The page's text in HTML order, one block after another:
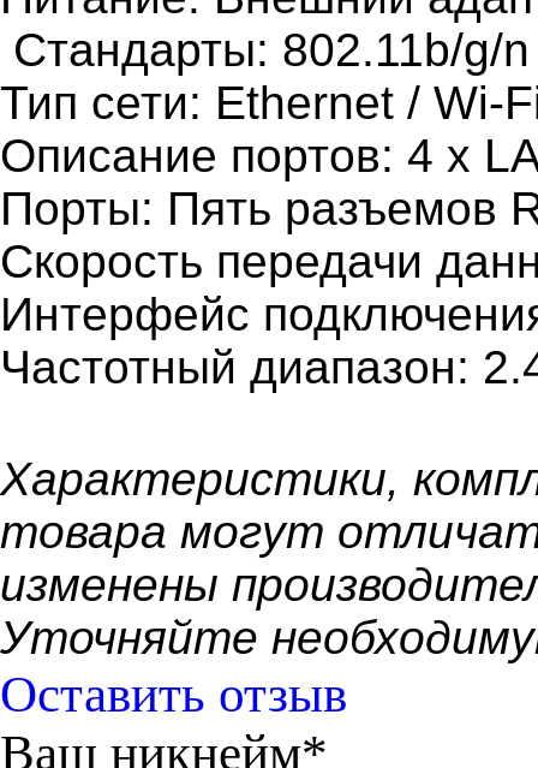
Стандарты: 802.11b/g/n
Тип сети: Ethernet / Wi-
Описание портов: 4 x
Порты: Пять разъемов
Скорость передачи
Интерфейс
Частотный диапазон:
Характеристики,
товара могут
изменены
Уточняйте
Оставить отзыв
Ваш никнейм*